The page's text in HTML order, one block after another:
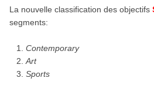
La nouvelle classification des objectifs
segments:
Contemporary
Art
Sports